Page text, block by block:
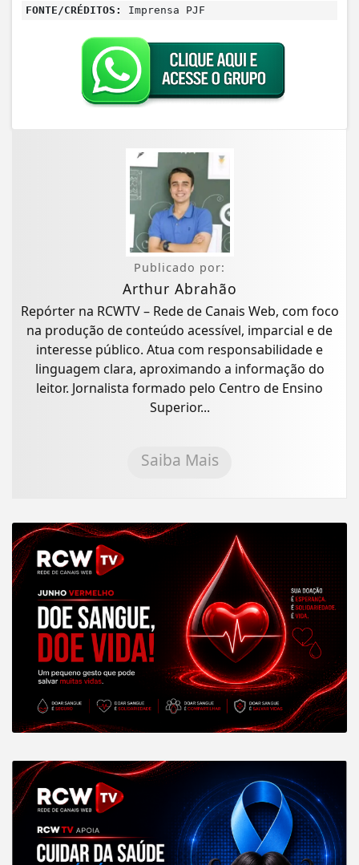
FONTE/CRÉDITOS: Imprensa PJF
Publicado por:
Arthur Abrahão
Repórter na RCWTV – Rede de Canais Web, com foco
na produção de conteúdo acessível, imparcial e de
interesse público. Atua com responsabilidade e
linguagem clara, aproximando a informação do
leitor. Jornalista formado pelo Centro de Ensino
Superior...
Saiba Mais